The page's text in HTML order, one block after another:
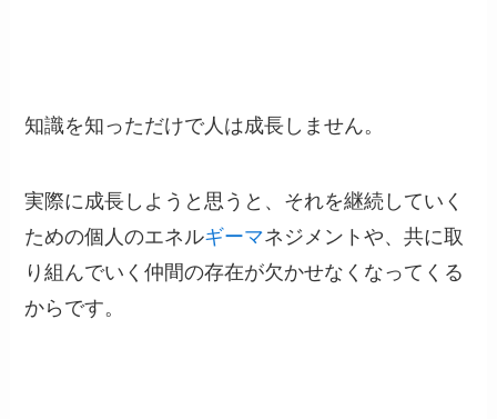
知識を知っただけで人は成長しません。
実際に成長しようと思うと、それを継続していく
ための個人のエネルギーマネジメントや、共に取
り組んでいく仲間の存在が欠かせなくなってくる
からです。